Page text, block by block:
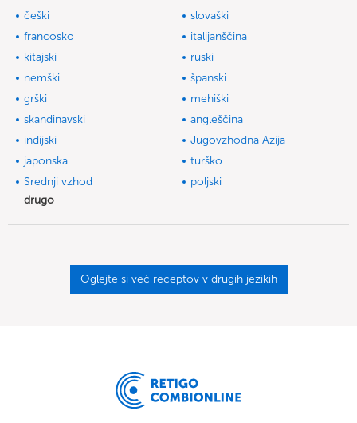
češki
slovaški
francosko
italijanščina
kitajski
ruski
nemški
španski
grški
mehiški
skandinavski
angleščina
indijski
Jugovzhodna Azija
japonska
turško
Srednji vzhod
poljski
drugo
Oglejte si več receptov v drugih jezikih